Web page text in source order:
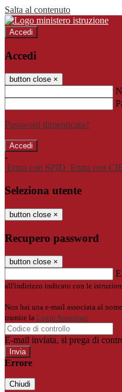
Salta al contenuto
Accedi
Accedi
button close ×
Password dimenticata?
-
Entra con SPID Entra con
Seleziona utente
button close ×
Recupero password
button close ×
all'indirizzo indicato con le
Non hai una e-mail associata al
tramite la Login Spaggiari
E-mail inviata, si prega di
Errore
Chiudi